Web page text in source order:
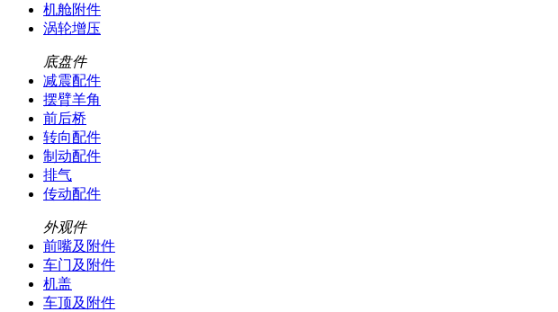
机舱附件
涡轮增压
底盘件
减震配件
摆臂羊角
前后桥
转向配件
制动配件
排气
传动配件
外观件
前嘴及附件
车门及附件
机盖
车顶及附件